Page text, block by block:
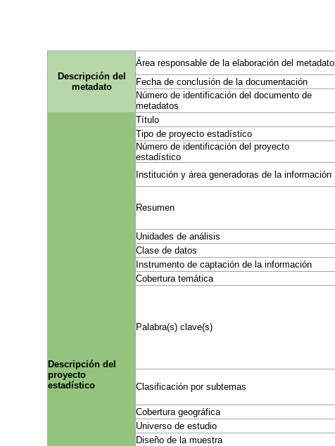
Descripción del
metadato
Área responsable de la elaboración del metadato
Fecha de conclusión de la documentación
Número de identificación del documento de
metadatos
Descripción del
proyecto
estadístico
Título
Tipo de proyecto estadístico
Número de identificación del proyecto
estadístico
Institución y área generadoras de la información
Resumen
Unidades de análisis
Clase de datos
Instrumento de captación de la información
Cobertura temática
Palabra(s) clave(s)
Clasificación por subtemas
Cobertura geográfica
Universo de estudio
Diseño de la muestra